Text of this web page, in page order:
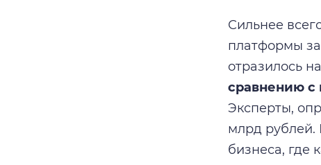
Сильнее
платформы
отразилось
сравнению с
Эксперты,
млрд рублей.
бизнеса, где